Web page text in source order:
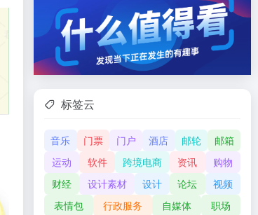
标签云
音乐 门票 门户 酒店 邮轮
邮箱
运动
软件 跨境电商 资讯
购物
财经
设计素材 设计 论坛
视频
表情包
行政服务 自媒体 职场